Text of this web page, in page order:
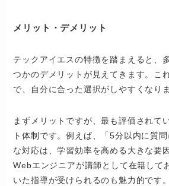
メリット・デメリット
テックアイエスの特徴を踏まえると、
つかのデメリットが見えてきます。こ
で、自分に合った選択がしやすくなりま
まずメリットですが、最も評価されて
ト体制です。例えば、「5分以内に質
な対応は、学習効率を高める大きな要
Webエンジニアが講師として在籍して
いた指導が受けられるのも魅力的です